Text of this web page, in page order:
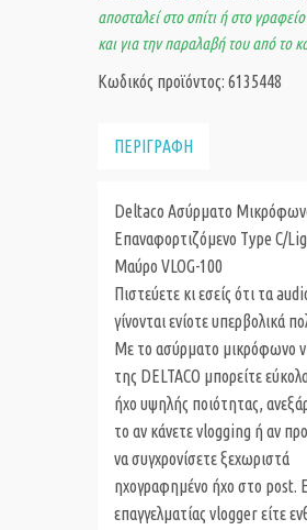
αποσταλεί στο σπίτι ή στο
και για την παραλαβή του από το
Κωδικός προϊόντος: 6135448
ΠΕΡΙΓΡΑΦΗ
Deltaco Ασύρματο
Επαναφορτιζόμενο Type C/
Μαύρο VLOG-100
Πιστεύετε κι εσείς ότι τα
γίνονται ενίοτε υπερβολικά
Με το ασύρματο μικρόφωνο
της DELTACO μπορείτε
ήχο υψηλής ποιότητας,
το αν κάνετε vlogging ή αν
να συγχρονίσετε ξεχωριστά
ηχογραφημένο ήχο στο post.
επαγγελματίας vlogger είτε